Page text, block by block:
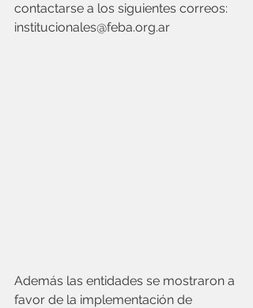
contactarse a los siguientes correos:
institucionales@feba.org.ar
Además las entidades se mostraron a
favor de la implementación de